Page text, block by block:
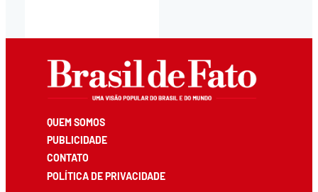
QUEM SOMOS
PUBLICIDADE
CONTATO
POLÍTICA DE PRIVACIDADE